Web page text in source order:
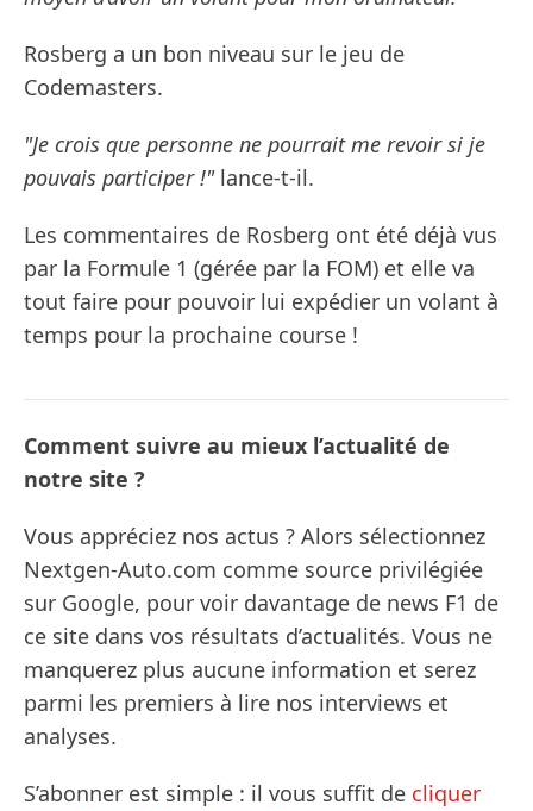
Rosberg a un bon niveau sur le jeu de
Codemasters.
"Je crois que personne ne pourrait me revoir si je
pouvais participer !"lance-t-il.
Les commentaires de Rosberg ont été déjà vus
par la Formule 1 (gérée par la FOM) et elle va
tout faire pour pouvoir lui expédier un volant à
temps pour la prochaine course !
Comment suivre au mieux l’actualité de
notre site ?
Vous appréciez nos actus ? Alors sélectionnez
Nextgen-Auto.com comme source privilégiée
sur Google, pour voir davantage de news F1 de
ce site dans vos résultats d’actualités. Vous ne
manquerez plus aucune information et serez
parmi les premiers à lire nos interviews et
analyses.
S’abonner est simple : il vous suffit de cliquer